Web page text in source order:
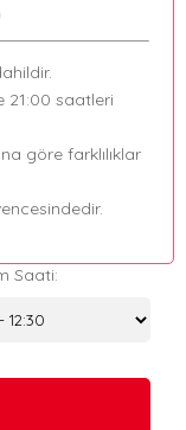
21:00 saatleri
göre farklılıklar
Saati: